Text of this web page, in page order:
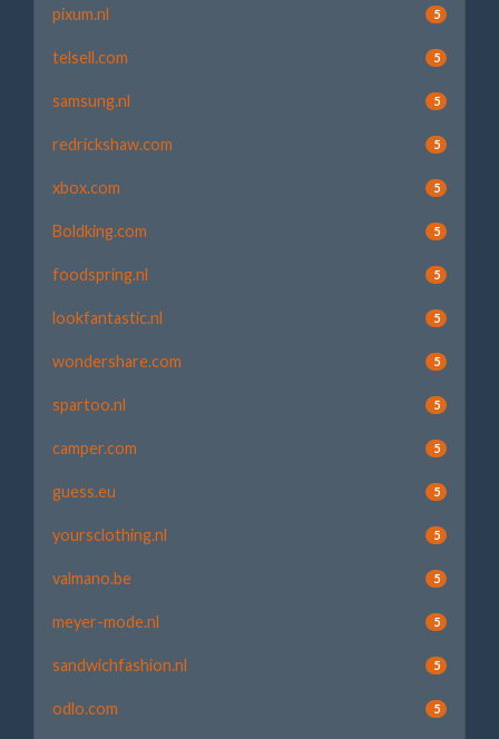
pixum.nl 5
telsell.com 5
samsung.nl 5
redrickshaw.com 5
xbox.com 5
Boldking.com 5
foodspring.nl 5
lookfantastic.nl 5
wondershare.com 5
spartoo.nl 5
camper.com 5
guess.eu 5
yoursclothing.nl 5
valmano.be 5
meyer-mode.nl 5
sandwichfashion.nl 5
odlo.com 5